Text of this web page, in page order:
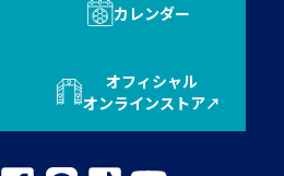
カレンダー
オフィシャル
オンラインストア